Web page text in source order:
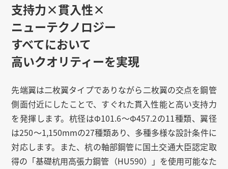
支持力×貫入性×
ニューテクノロジー
すべてにおいて
高いクオリティーを実現
先端翼は二枚翼タイプでありながら二枚翼の交点を鋼管
側面付近にしたことで、すぐれた貫入性能と高い支持力
を発揮します。杭径はΦ101.6～Φ457.2の11種類、翼径
は250～1,150mmの27種類あり、多種多様な設計条件に
対応します。また、杭の軸部鋼管に国土交通大臣認定取
得の「基礎杭用高張力鋼管（HU590）」を使用可能なた